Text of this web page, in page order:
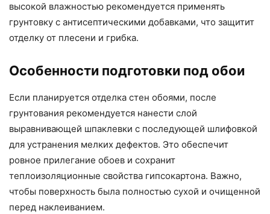
высокой влажностью рекомендуется применять
грунтовку с антисептическими добавками, что защитит
отделку от плесени и грибка.
Особенности подготовки под обои
Если планируется отделка стен обоями, после
грунтования рекомендуется нанести слой
выравнивающей шпаклевки с последующей шлифовкой
для устранения мелких дефектов. Это обеспечит
ровное прилегание обоев и сохранит
теплоизоляционные свойства гипсокартона. Важно,
чтобы поверхность была полностью сухой и очищенной
перед наклеиванием.